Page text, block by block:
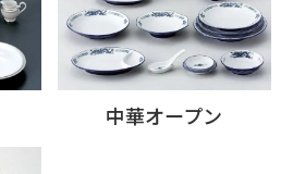
中華オープン